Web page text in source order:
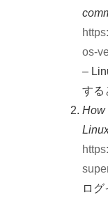
os-
–
する
How
ロ